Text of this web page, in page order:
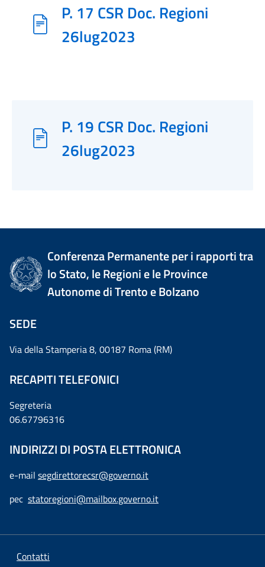
P. 17 CSR Doc. Regioni
26lug2023
P. 19 CSR Doc. Regioni
26lug2023
Conferenza Permanente per i rapporti tra
lo Stato, le Regioni e le Province
Autonome di Trento e Bolzano
SEDE
Via della Stamperia 8, 00187 Roma (RM)
RECAPITI TELEFONICI
Segreteria
06.67796316
INDIRIZZI DI POSTA ELETTRONICA
e-mail segdirettorecsr@governo.it
pec statoregioni@mailbox.governo.it
Contatti